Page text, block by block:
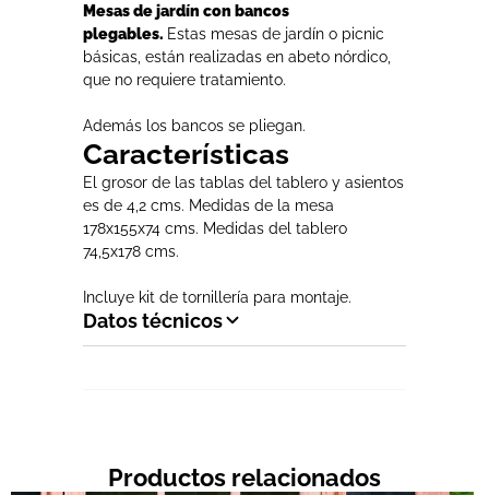
Mesas de jardín con bancos
plegables. Estas mesas de jardín o picnic
básicas, están realizadas en abeto nórdico,
que no requiere tratamiento.
Además los bancos se pliegan.
Características
El grosor de las tablas del tablero y asientos
es de 4,2 cms. Medidas de la mesa
178x155x74 cms. Medidas del tablero
74,5x178 cms.
Incluye kit de tornillería para montaje.
Datos técnicos
Productos relacionados